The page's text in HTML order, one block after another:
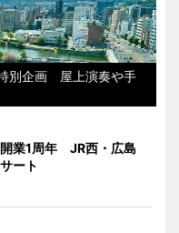
別企画 屋上演奏や手
開業1周年 JR西・広島
ート